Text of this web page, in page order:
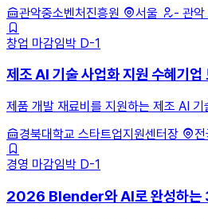
관악중소벤처진흥원
서울
- 관악
창업 마감임박 D-1
제조 AI 기술 사업화 지원 수혜기
제품 개발 재료비를 지원하는 제조 AI
경북대학교 스타트업지원센터장
전
경영 마감임박 D-1
2026 Blender와 AI로 완성하는